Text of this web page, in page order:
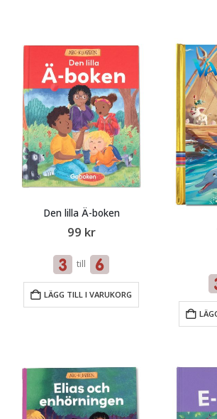
Den lilla Ä-boken
99 kr
till
LÄGG TILL I VARUKORG